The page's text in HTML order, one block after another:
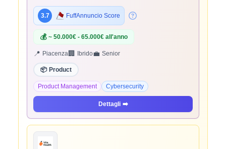
3.7 FuffAnnuncio Score
💰 ~ 50.000€ - 65.000€ all'anno
📍 Piacenza🏢 Ibrido💼 Senior
📦 Product
Product Management Cybersecurity
Dettagli ➡️